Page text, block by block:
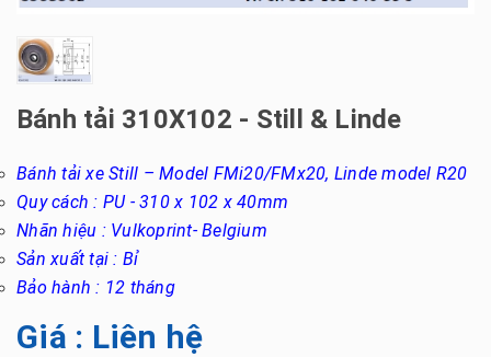
Bánh tải 310X102 - Still & Linde
Bánh tải xe Still – Model FMi20/FMx20, Linde model R20
Quy cách : PU - 310 x 102 x 40mm
Nhãn hiệu : Vulkoprint- Belgium
Sản xuất tại : Bỉ
Bảo hành : 12 tháng
Giá : Liên hệ